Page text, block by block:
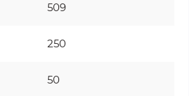
509
250
50